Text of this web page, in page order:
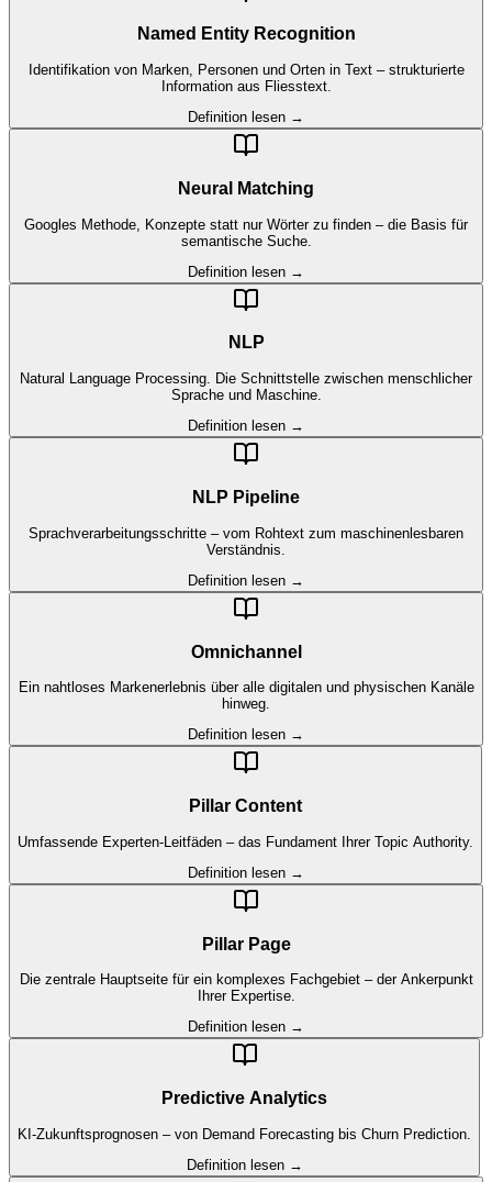
Named Entity Recognition
Identifikation von Marken, Personen und Orten in Text – strukturierte
Information aus Fliesstext.
Definition lesen →
Neural Matching
Googles Methode, Konzepte statt nur Wörter zu finden – die Basis für
semantische Suche.
Definition lesen →
NLP
Natural Language Processing. Die Schnittstelle zwischen menschlicher
Sprache und Maschine.
Definition lesen →
NLP Pipeline
Sprachverarbeitungsschritte – vom Rohtext zum maschinenlesbaren
Verständnis.
Definition lesen →
Omnichannel
Ein nahtloses Markenerlebnis über alle digitalen und physischen Kanäle
hinweg.
Definition lesen →
Pillar Content
Umfassende Experten-Leitfäden – das Fundament Ihrer Topic Authority.
Definition lesen →
Pillar Page
Die zentrale Hauptseite für ein komplexes Fachgebiet – der Ankerpunkt
Ihrer Expertise.
Definition lesen →
Predictive Analytics
KI-Zukunftsprognosen – von Demand Forecasting bis Churn Prediction.
Definition lesen →